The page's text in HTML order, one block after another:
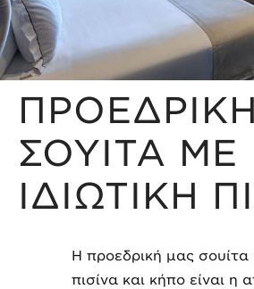
ΠΡΟΕΔΡΙΚΗ
ΣΟΥΙΤΑ ΜΕ
ΙΔΙΩΤΙΚΗ
Η προεδρική μας σουίτα
πισίνα και κήπο είναι η